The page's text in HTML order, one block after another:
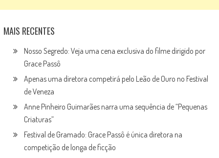
MAIS RECENTES
Nosso Segredo: Veja uma cena exclusiva do filme dirigido por
Grace Passô
Apenas uma diretora competirá pelo Leão de Ouro no Festival
de Veneza
Anne Pinheiro Guimarães narra uma sequência de “Pequenas
Criaturas”
Festival de Gramado: Grace Passô é única diretora na
competição de longa de ficção